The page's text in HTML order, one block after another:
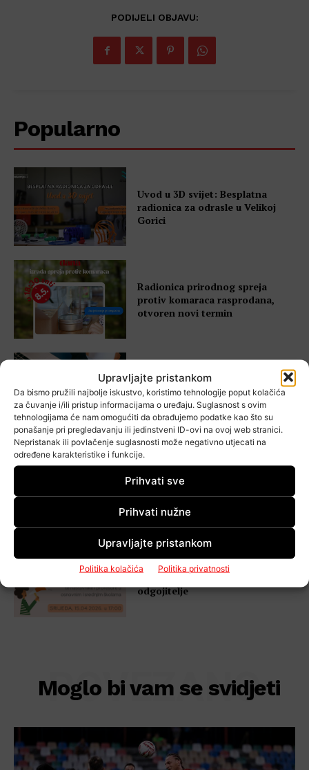
Upravljajte pristankom
Da bismo pružili najbolje iskustvo, koristimo tehnologije poput kolačića
za čuvanje i/ili pristup informacijama o uređaju. Suglasnost s ovim
tehnologijama će nam omogućiti da obrađujemo podatke kao što su
ponašanje pri pregledavanju ili jedinstveni ID-ovi na ovoj web stranici.
Nepristanak ili povlačenje suglasnosti može negativno utjecati na
određene karakteristike i funkcije.
Prihvati sve
Prihvati nužne
Upravljajte pristankom
Politika kolačića Politika privatnosti
PODIJELI OBJAVU:
Popularno
Uvod u 3D svijet: Besplatna
radionica za odrasle u Velikoj
Gorici
Radionica prirodnog spreja
protiv komaraca rasprodana,
otvoren novi termin
VE-GO-RA otkriva kako do HZZ
potpore za samozapošljavanje
putem: prijave za radionicu su
otvorene
Gorica obilježava Svjetski dan
glasa edukacijom za nastavnike i
odgojitelje
Moglo bi vam se svidjeti
POVEZANO